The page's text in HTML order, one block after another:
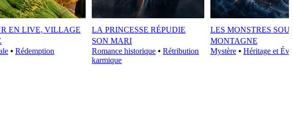
EN LIVE, VILLAGE
⦁ Rédemption
LA PRINCESSE RÉPUDIE
SON MARI
Romance historique ⦁Rétribution
karmique
LES MONSTRES
MONTAGNE
Mystère⦁ Héritage et